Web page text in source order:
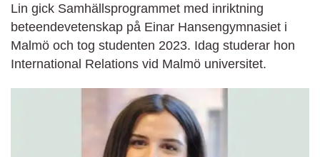
Lin gick Samhällsprogrammet med inriktning
beteendevetenskap på Einar Hansengymnasiet i
Malmö och tog studenten 2023. Idag studerar hon
International Relations vid Malmö universitet.